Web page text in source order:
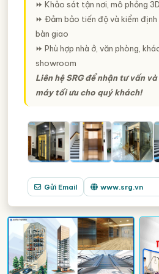
⏩ Khảo sát tận nơi, mô phỏng
⏩ Đảm bảo tiến độ và kiểm
bàn giao
⏩ Phù hợp nhà ở, văn phòng,
showroom
Liên hệ SRG để nhận tư vấn
máy tối ưu cho quý khách!
Gửi Email www.srg.vn